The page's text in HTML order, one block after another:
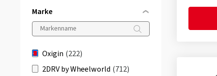
schwarz(216)
grau / anthrazit
Marke
Oxigin (222)
2DRV by Wheelworld (712)